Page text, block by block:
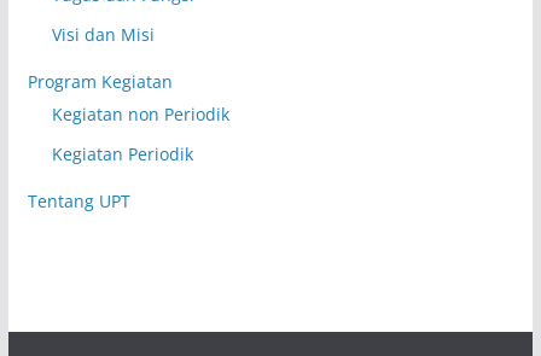
Visi dan Misi
Program Kegiatan
Kegiatan non Periodik
Kegiatan Periodik
Tentang UPT